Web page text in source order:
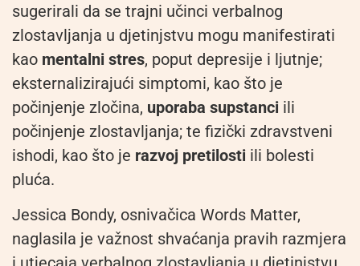
sugerirali da se trajni učinci verbalnog
zlostavljanja u djetinjstvu mogu manifestirati
kao mentalni stres, poput depresije i ljutnje;
eksternalizirajući simptomi, kao što je
počinjenje zločina, uporaba supstanci ili
počinjenje zlostavljanja; te fizički zdravstveni
ishodi, kao što je razvoj pretilosti ili bolesti
pluća.
Jessica Bondy, osnivačica Words Matter,
naglasila je važnost shvaćanja pravih razmjera